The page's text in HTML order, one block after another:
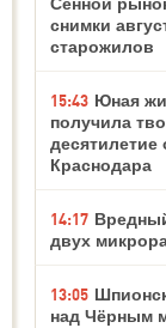
Сенной
снимки
старожилов
15:43 Юная
получила
десятилетие
Краснодара
14:17
двух
13:05
над Чёрным